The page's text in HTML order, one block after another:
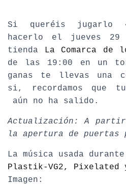
Si queréis jugarlo
hacerlo el jueves
tienda La Comarca de
de las 19:00 en un
ganas te llevas una
si, recordamos que
aún no ha salido.
Actualización: A
la apertura de puertas
La música usada
Plastik-VG2, Pixelated
Imagen: